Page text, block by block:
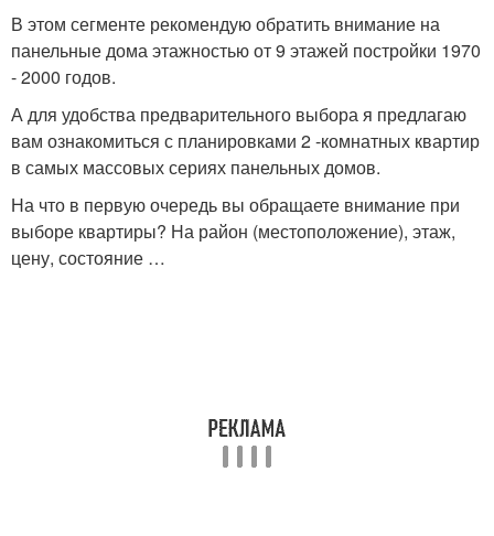
В этом сегменте рекомендую обратить внимание на
панельные дома этажностью от 9 этажей постройки 1970
- 2000 годов.
А для удобства предварительного выбора я предлагаю
вам ознакомиться с планировками 2 -комнатных квартир
в самых массовых сериях панельных домов.
На что в первую очередь вы обращаете внимание при
выборе квартиры? На район (местоположение), этаж,
цену, состояние …